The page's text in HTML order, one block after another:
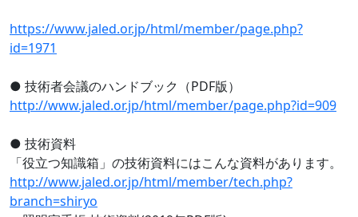
https://www.jaled.or.jp/html/member/page.php?
id=1971
● 技術者会議のハンドブック（PDF版）
http://www.jaled.or.jp/html/member/page.php?id=909
● 技術資料
「役立つ知識箱」の技術資料にはこんな資料があります。
http://www.jaled.or.jp/html/member/tech.php?
branch=shiryo